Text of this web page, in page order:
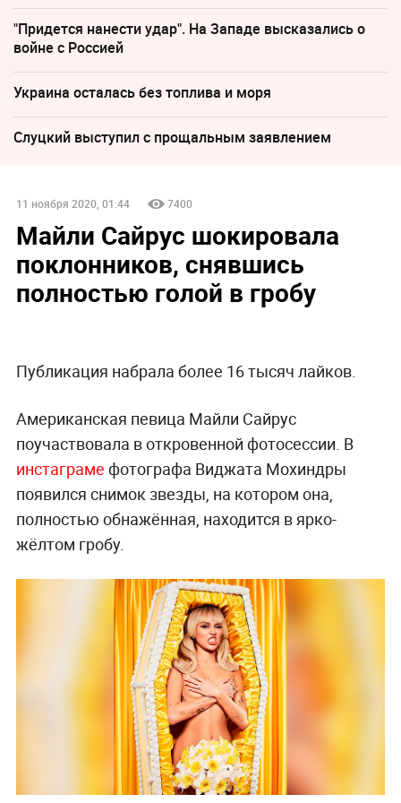
"Придется нанести удар". На Западе высказались о
войне с Россией
Украина осталась без топлива и моря
Слуцкий выступил с прощальным заявлением
11 ноября 2020, 01:44 7400
Майли Сайрус шокировала
поклонников, снявшись
полностью голой в гробу
Публикация набрала более 16 тысяч лайков.
Американская певица Майли Сайрус
поучаствовала в откровенной фотосессии. В
инстаграме фотографа Виджата Мохиндры
появился снимок звезды, на котором она,
полностью обнажённая, находится в ярко-
жёлтом гробу.